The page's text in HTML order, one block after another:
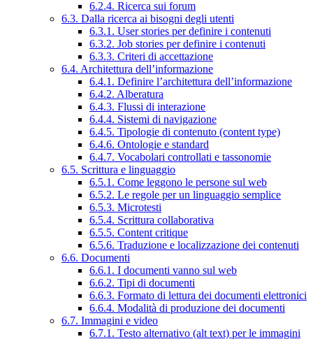
6.2.4. Ricerca sui forum
6.3. Dalla ricerca ai bisogni degli utenti
6.3.1. User stories per definire i contenuti
6.3.2. Job stories per definire i contenuti
6.3.3. Criteri di accettazione
6.4. Architettura dell’informazione
6.4.1. Definire l’architettura dell’informazione
6.4.2. Alberatura
6.4.3. Flussi di interazione
6.4.4. Sistemi di navigazione
6.4.5. Tipologie di contenuto (content type)
6.4.6. Ontologie e standard
6.4.7. Vocabolari controllati e tassonomie
6.5. Scrittura e linguaggio
6.5.1. Come leggono le persone sul web
6.5.2. Le regole per un linguaggio semplice
6.5.3. Microtesti
6.5.4. Scrittura collaborativa
6.5.5. Content critique
6.5.6. Traduzione e localizzazione dei contenuti
6.6. Documenti
6.6.1. I documenti vanno sul web
6.6.2. Tipi di documenti
6.6.3. Formato di lettura dei documenti elettronici
6.6.4. Modalità di produzione dei documenti
6.7. Immagini e video
6.7.1. Testo alternativo (alt text) per le immagini